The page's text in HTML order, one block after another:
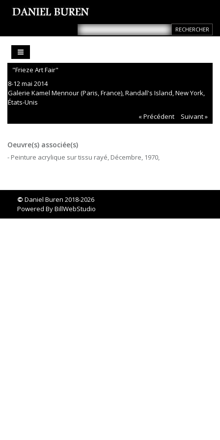
"Frieze Art Fair"
8-12 mai 2014
Galerie Kamel Mennour (Paris, France), Randall's Island, New York,
États-Unis
« Précédent
Suivant »
Oeuvre(s) associée(s)
- Peinture acrylique sur tissu rayé, Décembre, 1970,
© Daniel Buren 2018-2026
Powered ByBillWebStudio